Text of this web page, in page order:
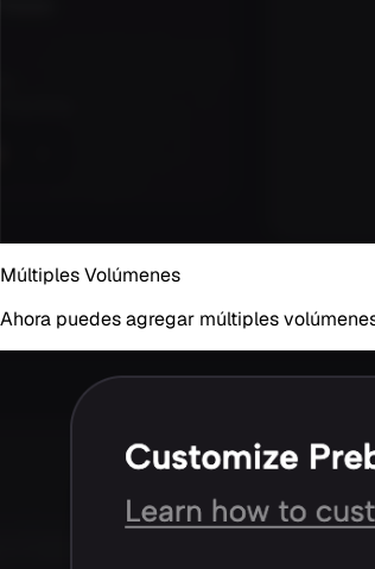
Múltiples Volúmenes
Ahora puedes agregar múltiples